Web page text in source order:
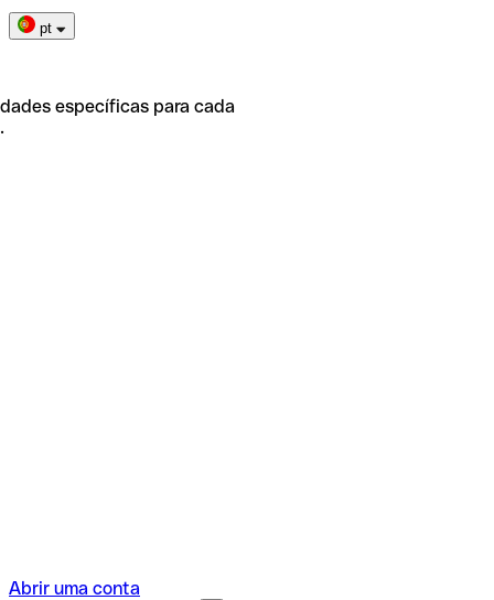
pt
específicas para cada
Abrir uma conta